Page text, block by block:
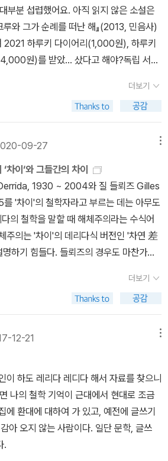
할 경우, 책의 구성 체계를 따라 그대로 2
책의 2부 가운데 2장, 3장, 4장이 모두 루
다는 점에서 이 세 개의 장을 한 장으로 처
도 가능할 것이다. 1막은 모두 세 개의 장
니체, 후설, 하이데거가 무대에 등장해 서양
에서 난해한 토론을 벌이는 것으로 채워
무대 전면에 등장하여 현대 언어학의 과
대상을 설정하는 과정에서 문자 언어에
는 논증을 진행하는 과정이며, 이와 동시
은 쟁쟁한 언어학자들(옐름슬레우, 야콥
와 대화를 하는 장면으로 연출될 것이다. 3
말보다 먼저 있어났다는 제목으로 휘황
가 나오면서, 서양 문자 사상사를 개괄하
이다. 여기서 18세기 문자 사상사에서 한
면에서 가장 많은 시간을 소비할 것이다.
의 남비크와라 부족이 살고 있는 평온한 마
은 장면으로 이루어질 것이다. 2장부터 4
을 지배하며, 그의 해박한 지식으로, 언어
론, 정치사상, 교육 사상, 사회 비평 등을 종
로 이루어질 것이다. 2장부터 4장에는 루
레몽, 데라테, 스타로뱅스키 등이 출현하
상에 대한 문헌학적 인식론적 논쟁을 벌일
겨 볼 대목은 프랑스 사상사의 백미라 할
음악 선율의 문화적 상대성을 주장하며 하
최고의 음악 이론가이며, 음악의 물리적
인 한판의 세기적 격론이 무대를 장식할
부분 섭렵했어요. 아직 읽지 않은 소설은
루와 그가 순례를 떠난 해』(2013, 민음사)
2021 하루키 다이어리(1,000원), 하루키
원)를 받았... 샀다고 해야?독립 서점
도 많이 가질 수 있고🤭🤭💦 컵은 지금도
스터 때문에 산 건데 만족스러워요. 다이
해서 촉감 좋고 책같이 생겼어요ㅎ 매일 정
만의 책이 완성될 듯. 하루 한 페이지씩 배
아 뭔가 명문장을 남겨야만 할 거 같은😅
책 오는 동안 『고양이를 버리다』(202
(배송 기다리기 싫어 e book으로 샀는데
분량 용서해 준다!), 또 즐겁게 하루키 월
제나 그렇듯 하루키 맛이 납니다ㅎㅎ'열아
어떻게 움직이는지 거의 알지 못했고, 당
움직이는지도 제대로 알지 못했다. 그래
대충 알고 있다고 내 딴은 생각했었다. 다
수많은 현상을, 그것들의 위치관계를 아
단편 「돌베개에」• 질 들뢰즈 & 펠릭스 가
새물결)무엇이든 보통 사람보다 과하게
감보다 소유욕에 더 휩쓸리고 있는 겁니
적하게 읽고 싶은 저는 옛날 책 팔고 새 책
단 소리냐! • 레몽 크노 책이 모이고 있다.
네)은 손바닥 소설이라고 해야 하나, 시소
쓰고 싶어 하는 시인들이 자주 이런 문체
잘 묻고 빨리 낡는 크라프트 재질 겉표지
더보기
09-27
차이‘와 그들간의 차이
1930 ~ 2004와 질 들뢰즈 Gilles
'차이'의 철학자라고 부르는 데는 아무도
의 철학을 말할 때 해체주의라는 수식어
주의는 '차이'의 데리다식 버전인 '차연 差
하기 힘들다. 들뢰즈의 경우도 마찬가지
가 될 것이다. _ 박영욱, <데리다 & 들뢰즈
>, p18 데리다와 들뢰즈 철학 입문서인
무의미의 경계에서>는 두 철학자들의 공
들 철학의 전반을 살피는 방향으로 나간
다루다는 점에서는 공통적이지만, 데리다
언어 측면에 초점을 맞추었다면, 들뢰즈
에서 체계 측면에 중점을 둔다는 면에서
인 표상
리를 어떻게 억압해왔는가를 밝힘으로써
상을 거침없이 비판한다. 한편 들뢰즈는
고 표상주의에 의해 억압된 존재들의 다
더보기
12-21
이 하도 레리다 레디다 해서 자료를 찾으니
나의 철학 기억이 근대에서 현대로 조금
아 오지 않는 사람이다. 일단 문학, 글쓰
.